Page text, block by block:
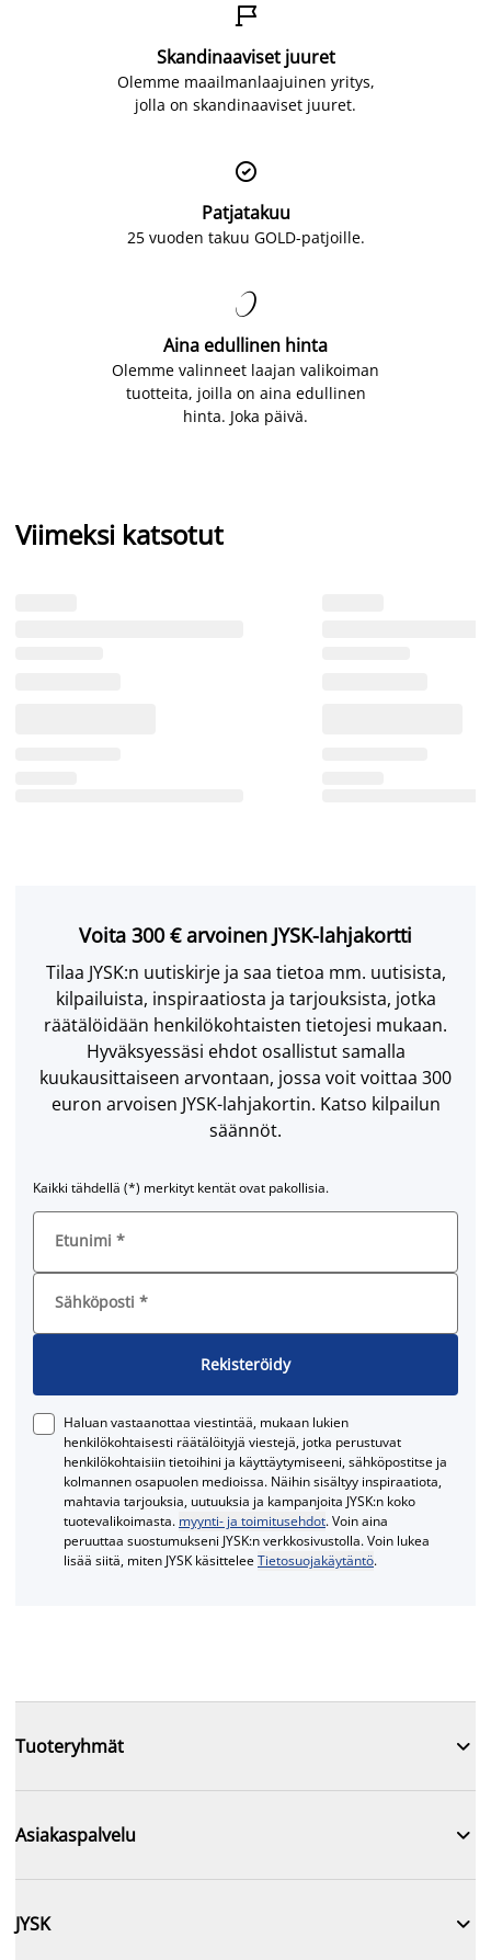

Skandinaaviset juuret
Olemme maailmanlaajuinen yritys,
jolla on skandinaaviset juuret.

Patjatakuu
25 vuoden takuu GOLD-patjoille.

Aina edullinen hinta
Olemme valinneet laajan valikoiman
tuotteita, joilla on aina edullinen
hinta. Joka päivä.
Viimeksi katsotut
Voita 300 € arvoinen JYSK-lahjakortti
Tilaa JYSK:n uutiskirje ja saa tietoa mm. uutisista,
kilpailuista, inspiraatiosta ja tarjouksista, jotka
räätälöidään henkilökohtaisten tietojesi mukaan.
Hyväksyessäsi ehdot osallistut samalla
kuukausittaiseen arvontaan, jossa voit voittaa 300
euron arvoisen JYSK-lahjakortin. Katso kilpailun
säännöt.
Kaikki tähdellä (*) merkityt kentät ovat pakollisia.
Etunimi *
Sähköposti *
Rekisteröidy
Haluan vastaanottaa viestintää, mukaan lukien
henkilökohtaisesti räätälöityjä viestejä, jotka perustuvat
henkilökohtaisiin tietoihini ja käyttäytymiseeni, sähköpostitse ja
kolmannen osapuolen medioissa. Näihin sisältyy inspiraatiota,
mahtavia tarjouksia, uutuuksia ja kampanjoita JYSK:n koko
tuotevalikoimasta. myynti- ja toimitusehdot. Voin aina
peruuttaa suostumukseni JYSK:n verkkosivustolla. Voin lukea
lisää siitä, miten JYSK käsitteleeTietosuojakäytäntö.
Tuoteryhmät 
Asiakaspalvelu 
JYSK 